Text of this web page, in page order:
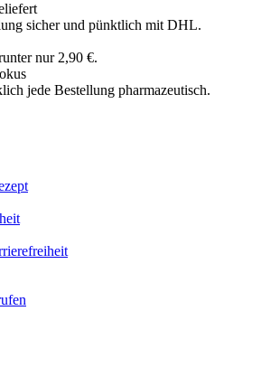
sicher und pünktlich mit DHL.
nur 2,90 €.
jede Bestellung pharmazeutisch.